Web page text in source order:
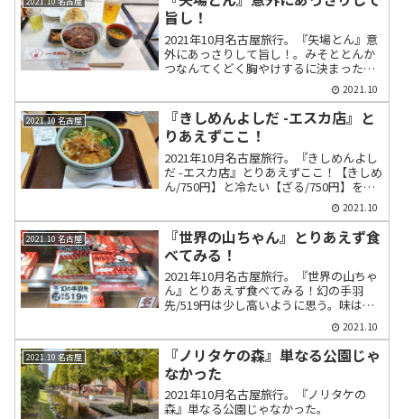
旨し！
2021年10月名古屋旅行。『矢場とん』意
外にあっさりして旨し！。みそととんか
つなんてくどく胸やけするに決まったる
と思っていたのが大間違いだった。こん
な旨いとんかつがあったなんて！ 2021.10
2021.10 名古屋
『きしめんよしだ -エスカ店』と
りあえずここ！
2021年10月名古屋旅行。『きしめんよし
だ -エスカ店』とりあえずここ！【きしめ
ん/750円】と冷たい【ざる/750円】を食
べ比べ。保存料なしのモッチリ麺とムロ
アジをベースにしたダシにたまり醤油を
くわえた昔ながらの味のスープが最
高！。
2021.10
2021.10 名古屋
『世界の山ちゃん』とりあえず食
べてみる！
2021年10月名古屋旅行。『世界の山ちゃ
ん』とりあえず食べてみる！幻の手羽
先/519円は少し高いように思う。味はは
っきり言って名物になるだけのことはあ
る美味しさがある。ビールを飲みながら
食べると上機嫌になってくる。
2021.10
2021.10 名古屋
『ノリタケの森』単なる公園じゃ
なかった
2021年10月名古屋旅行。『ノリタケの
森』単なる公園じゃなかった。